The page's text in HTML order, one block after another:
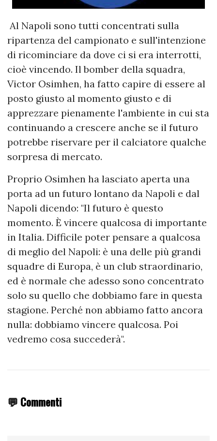
Al Napoli sono tutti concentrati sulla
ripartenza del campionato e sull'intenzione
di ricominciare da dove ci si era interrotti,
cioè vincendo. Il bomber della squadra,
Victor Osimhen, ha fatto capire di essere al
posto giusto al momento giusto e di
apprezzare pienamente l'ambiente in cui sta
continuando a crescere anche se il futuro
potrebbe riservare per il calciatore qualche
sorpresa di mercato.
Proprio Osimhen ha lasciato aperta una
porta ad un futuro lontano da Napoli e dal
Napoli dicendo: "Il futuro è questo
momento. È vincere qualcosa di importante
in Italia. Difficile poter pensare a qualcosa
di meglio del Napoli: è una delle più grandi
squadre di Europa, è un club straordinario,
ed è normale che adesso sono concentrato
solo su quello che dobbiamo fare in questa
stagione. Perché non abbiamo fatto ancora
nulla: dobbiamo vincere qualcosa. Poi
vedremo cosa succederà".
💬 Commenti